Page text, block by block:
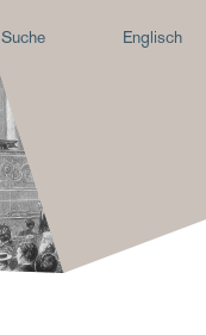
Suche Englisch